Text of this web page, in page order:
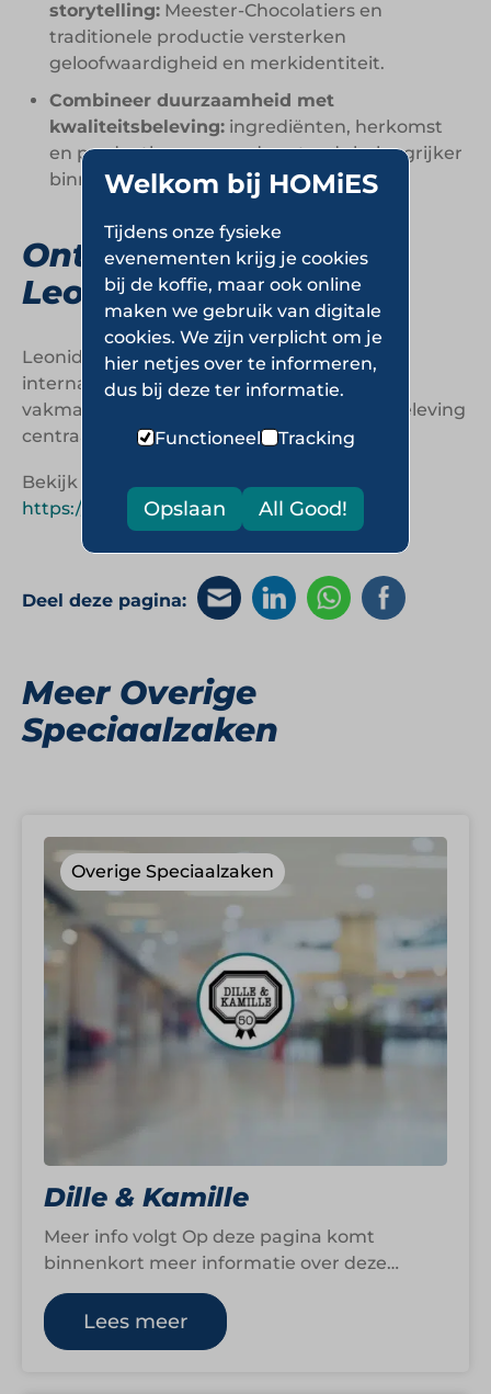
storytelling: Meester-Chocolatiers en
traditionele productie versterken
geloofwaardigheid en merkidentiteit.
Combineer duurzaamheid met
kwaliteitsbeleving: ingrediënten, herkomst
en productkeuzes worden steeds belangrijker
binnen premium foodcategorieën.
Ontdek meer over
Leonidas
Leonidas bouwt al sinds 1913 aan een
internationale chocoladeformule waarin
vakmanschap, toegankelijkheid en merkbeleving
centraal staan.
Bekijk de website van Leonidas op
https://www.leonidas.com
Deel deze pagina:
Meer Overige
Speciaalzaken
Overige Speciaalzaken
Dille & Kamille
Meer info volgt Op deze pagina komt
binnenkort meer informatie over deze
formule. We zijn op dit moment namelijk
nog…Lees meer
Welkom bij HOMiES
Tijdens onze fysieke
evenementen krijg je cookies
bij de koffie, maar ook online
maken we gebruik van digitale
cookies. We zijn verplicht om je
hier netjes over te informeren,
dus bij deze ter informatie.
Functioneel Tracking
Opslaan All Good!